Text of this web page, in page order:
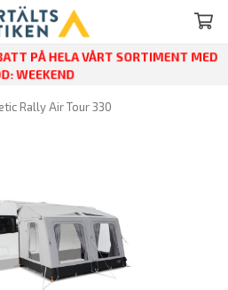
PÅ HELA VÅRT SORTIMENT MED
WEEKEND
Rally Air Tour 330